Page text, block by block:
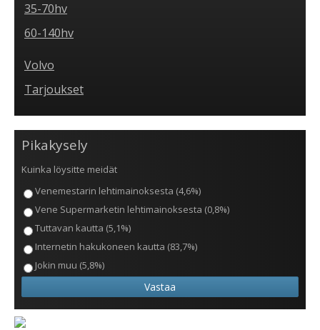
35-70hv
60-140hv
Volvo
Tarjoukset
Pikakysely
Kuinka löysitte meidät
Venemestarin lehtimainoksesta (4,6%)
Vene Supermarketin lehtimainoksesta (0,8%)
Tuttavan kautta (5,1%)
Internetin hakukoneen kautta (83,7%)
Jokin muu (5,8%)